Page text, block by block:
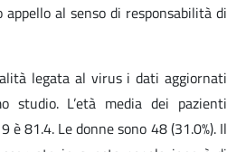
al senso di responsabilità di
legata al virus i dati aggiornati
studio. L’età media dei pazienti
è 81.4. Le donne sono 48 (31.0%). Il